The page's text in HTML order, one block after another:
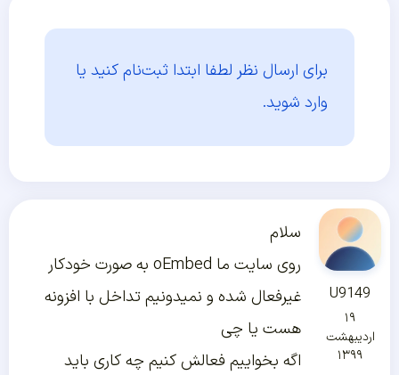
برای ارسال نظر لطفا ابتدا ثبت‌نام کنید یا
وارد شوید.
U9149
۱۹
اردیبهشت
۱۳۹۹
سلام
روی سایت ما oEmbed به صورت خودکار
غیرفعال شده و نمیدونیم تداخل با افزونه
هست یا چی
اگه بخواییم فعالش کنیم چه کاری باید